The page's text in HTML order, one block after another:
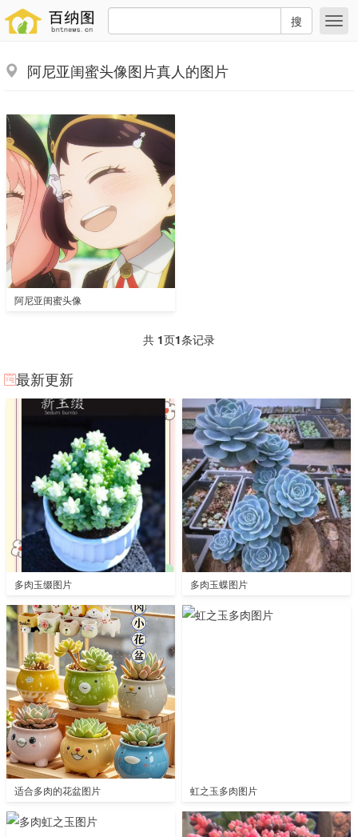
搜
阿尼亚闺蜜头像图片真人的图片
阿尼亚闺蜜头像
共 1页1条记录
最新更新
多肉玉缀图片 多肉玉蝶图片
适合多肉的花盆图片 虹之玉多肉图片